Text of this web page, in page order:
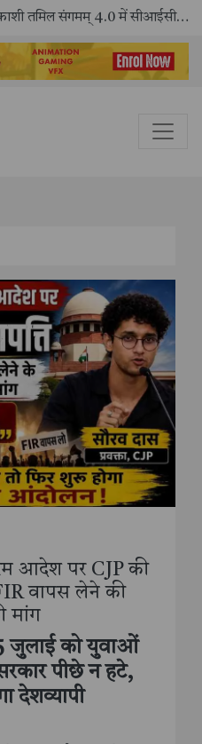
काशी तमिल संगमम् 4.0 में सीआईसीटी का स्टॉल बना तमिल भाषा और संस्कृति का केंद्र, ‘तमिल करकलाम’ से सीखना हुआ सरल
आदेश पर CJP की
वापस लेने की
मांग
जुलाई को युवाओं
पीछे न हटे,
देशव्यापी